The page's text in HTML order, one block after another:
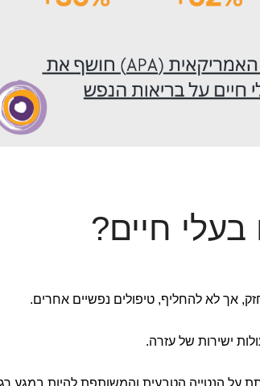
חיים?
אך לא להחליף, טיפולים נפשיים אחרים.
ישירות של עזרה.